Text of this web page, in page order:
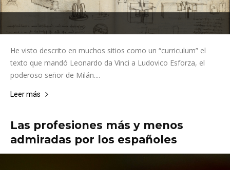
He visto descrito en muchos sitios como un “curriculum” el
texto que mandó Leonardo da Vinci a Ludovico Esforza, el
poderoso señor de Milán....
Leer más
Las profesiones más y menos
admiradas por los españoles